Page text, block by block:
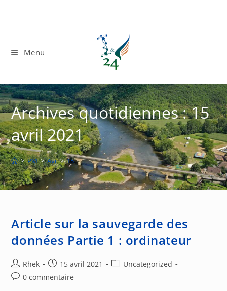
Menu
Archives quotidiennes : 15
avril 2021
> PM > Avr > 15
Article sur la sauvegarde des
données Partie 1 : ordinateur
Auteur/autrice
de
Rhek
Publication
publiée :
15 avril 2021
PostUncategorized
Commentaires
0 commentaire